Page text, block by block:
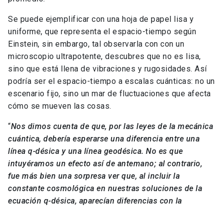
Se puede ejemplificar con una hoja de papel lisa y
uniforme, que representa el espacio-tiempo según
Einstein, sin embargo, tal observarla con con un
microscopio ultrapotente, descubres que no es lisa,
sino que está llena de vibraciones y rugosidades. Así
podría ser el espacio-tiempo a escalas cuánticas: no un
escenario fijo, sino un mar de fluctuaciones que afecta
cómo se mueven las cosas.
“Nos dimos cuenta de que, por las leyes de la mecánica
cuántica, debería esperarse una diferencia entre una
línea q-désica y una línea geodésica. No es que
intuyéramos un efecto así de antemano; al contrario,
fue más bien una sorpresa ver que, al incluir la
constante cosmológica en nuestras soluciones de la
ecuación q-désica, aparecían diferencias con la